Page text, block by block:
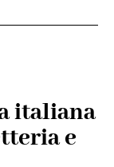
italiana
e